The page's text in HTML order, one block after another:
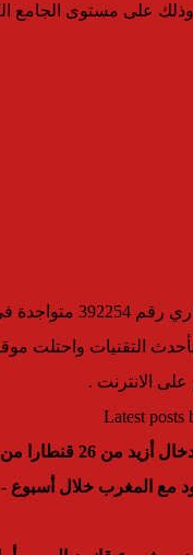
) وذلك على مستوى الجامع
مؤسسة رسمية تابعه لوزارة التجارة والصناعة بسجل تجاري رقم 392254
2005 وقدمت خدماتها بأحدث التقنيات
الانترنت .
Latest
إحباط محاولات إدخال أزيد من
مع المغرب خلال أسبوع